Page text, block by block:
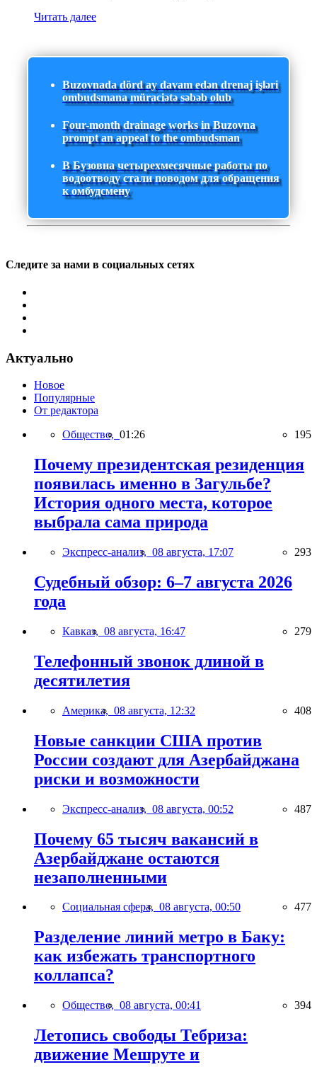
Читать далее
Buzovnada dörd ay davam edən drenaj işləri
ombudsmana müraciətə səbəb olub
Four-month drainage works in Buzovna
prompt an appeal to the ombudsman
В Бузовна четырехмесячные работы по
водоотводу стали поводом для обращения
к омбудсмену
Следите за нами в социальных сетях
Актуально
Новое
Популярные
От редактора
Общество, 01:26 195
Почему президентская резиденция
появилась именно в Загульбе?
История одного места, которое
выбрала сама природа
Экспресс-анализ, 08 августа, 17:07 293
Судебный обзор: 6–7 августа 2026
года
Кавказ, 08 августа, 16:47 279
Телефонный звонок длиной в
десятилетия
Америка, 08 августа, 12:32 408
Новые санкции США против
России создают для Азербайджана
риски и возможности
Экспресс-анализ, 08 августа, 00:52 487
Почему 65 тысяч вакансий в
Азербайджане остаются
незаполненными
Социальная сфера, 08 августа, 00:50 477
Разделение линий метро в Баку:
как избежать транспортного
коллапса?
Общество, 08 августа, 00:41 394
Летопись свободы Тебриза:
движение Мешруте и